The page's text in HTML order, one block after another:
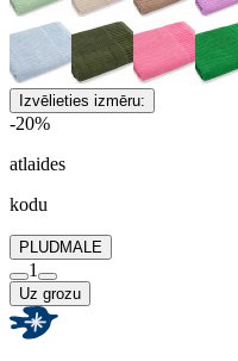
Izvēlieties izmēru:
-20%
atlaides
kodu
PLUDMALE
1
Uz grozu